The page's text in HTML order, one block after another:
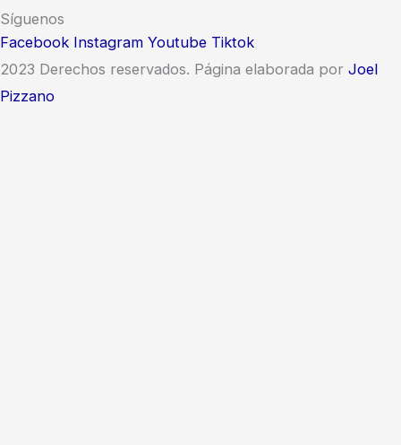
Síguenos
Facebook Instagram Youtube Tiktok
2023 Derechos reservados. Página elaborada por Joel
Pizzano